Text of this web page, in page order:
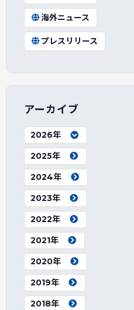
海外ニュース
プレスリリース
アーカイブ
2026年
2025年
2024年
2023年
2022年
2021年
2020年
2019年
2018年